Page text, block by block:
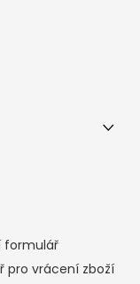
formulář
pro vrácení zboží